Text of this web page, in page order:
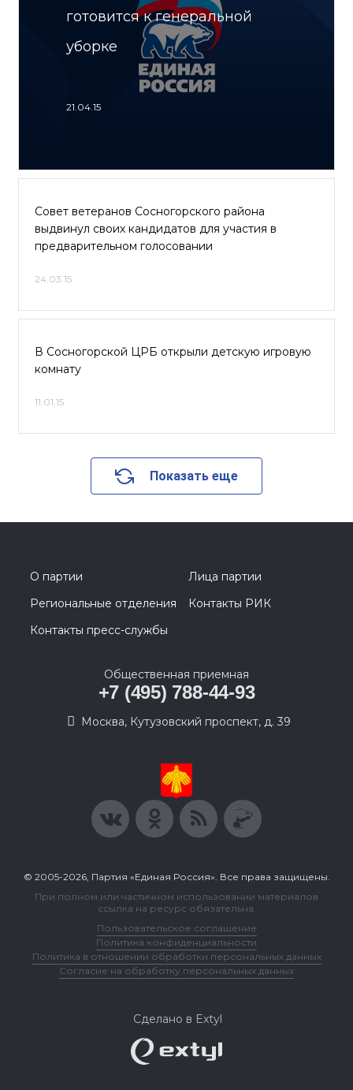
готовится к генеральной
уборке
21.04.15
Совет ветеранов Сосногорского района
выдвинул своих кандидатов для участия в
предварительном голосовании
24.03.15
В Сосногорской ЦРБ открыли детскую игровую
комнату
11.01.15
Показать еще
О партии
Лица партии
Региональные отделения
Контакты РИК
Контакты пресс-службы
Общественная приемная
+7 (495) 788-44-93
Москва, Кутузовский проспект, д. 39
© 2005-2026, Партия «Единая Россия». Все права защищены.
При полном или частичном использовании материалов
ссылка на ресурс обязательна.
Пользовательское соглашение
Политика конфиденциальности
Политика в отношении обработки персональных данных
Согласие на обработку персональных данных
Сделано в Extyl